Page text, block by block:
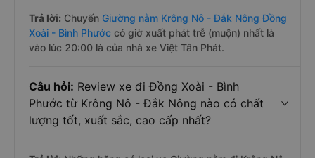
Trả lời: Chuyến Giường nằm Krông Nô - Đắk Nông Đồng
Xoài - Bình Phước có giờ xuất phát trễ (muộn) nhất là
vào lúc 20:00 là của nhà xe Việt Tân Phát.
Câu hỏi: Review xe đi Đồng Xoài - Bình
Phước từ Krông Nô - Đắk Nông nào có chất
lượng tốt, xuất sắc, cao cấp nhất?